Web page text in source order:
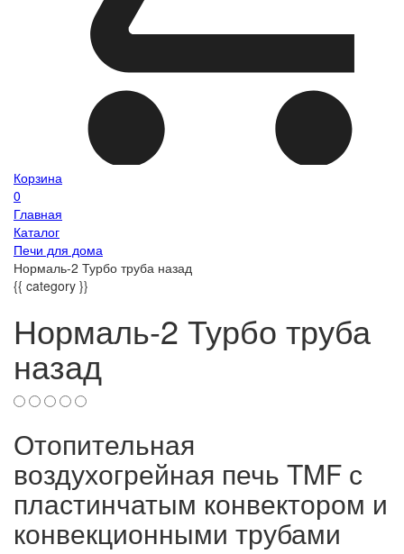
Корзина
0
Главная
Каталог
Печи для дома
Нормаль-2 Турбо труба назад
{{ category }}
Нормаль-2 Турбо труба
назад
Отопительная
воздухогрейная печь TMF с
пластинчатым конвектором и
конвекционными трубами